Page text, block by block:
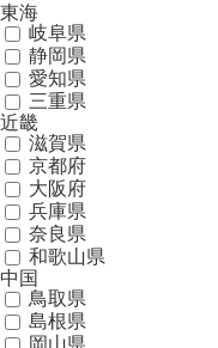
東海
岐阜県
静岡県
愛知県
三重県
近畿
滋賀県
京都府
大阪府
兵庫県
奈良県
和歌山県
中国
鳥取県
島根県
岡山県